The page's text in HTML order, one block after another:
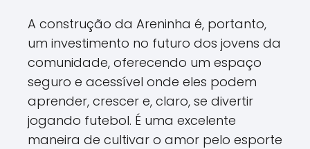
A construção da Areninha é, portanto,
um investimento no futuro dos jovens da
comunidade, oferecendo um espaço
seguro e acessível onde eles podem
aprender, crescer e, claro, se divertir
jogando futebol. É uma excelente
maneira de cultivar o amor pelo esporte